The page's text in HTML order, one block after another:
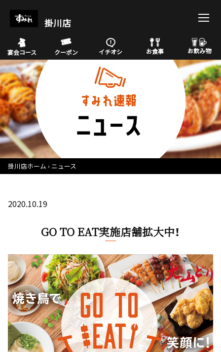
掛川店
宴会コース クーポン イチオシ お食事 お飲み物
掛川店ホーム ニュース
2020.10.19
GO TO EAT実施店舗拡大中！